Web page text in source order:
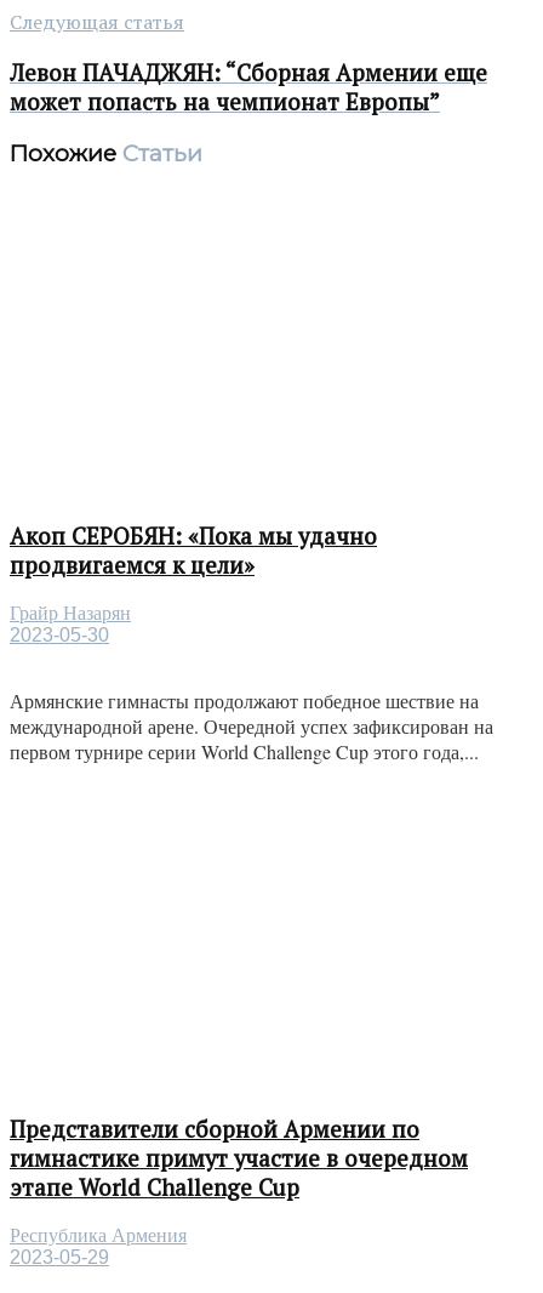
Следующая статья
Левон ПАЧАДЖЯН: “Сборная Армении еще
может попасть на чемпионат Европы”
Похожие Статьи
Акоп СЕРОБЯН: «Пока мы удачно
продвигаемся к цели»
Грайр Назарян
2023-05-30
Армянские гимнасты продолжают победное шествие на
международной арене. Очередной успех зафиксирован на
первом турнире серии World Challenge Cup этого года,...
Представители сборной Армении по
гимнастике примут участие в очередном
этапе World Challenge Cup
Республика Армения
2023-05-29